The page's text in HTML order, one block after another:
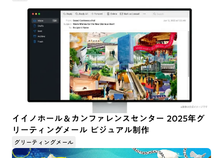
イイノホール＆カンファレンスセンター 2025年グ
リーティングメール ビジュアル制作
グリーティングメール